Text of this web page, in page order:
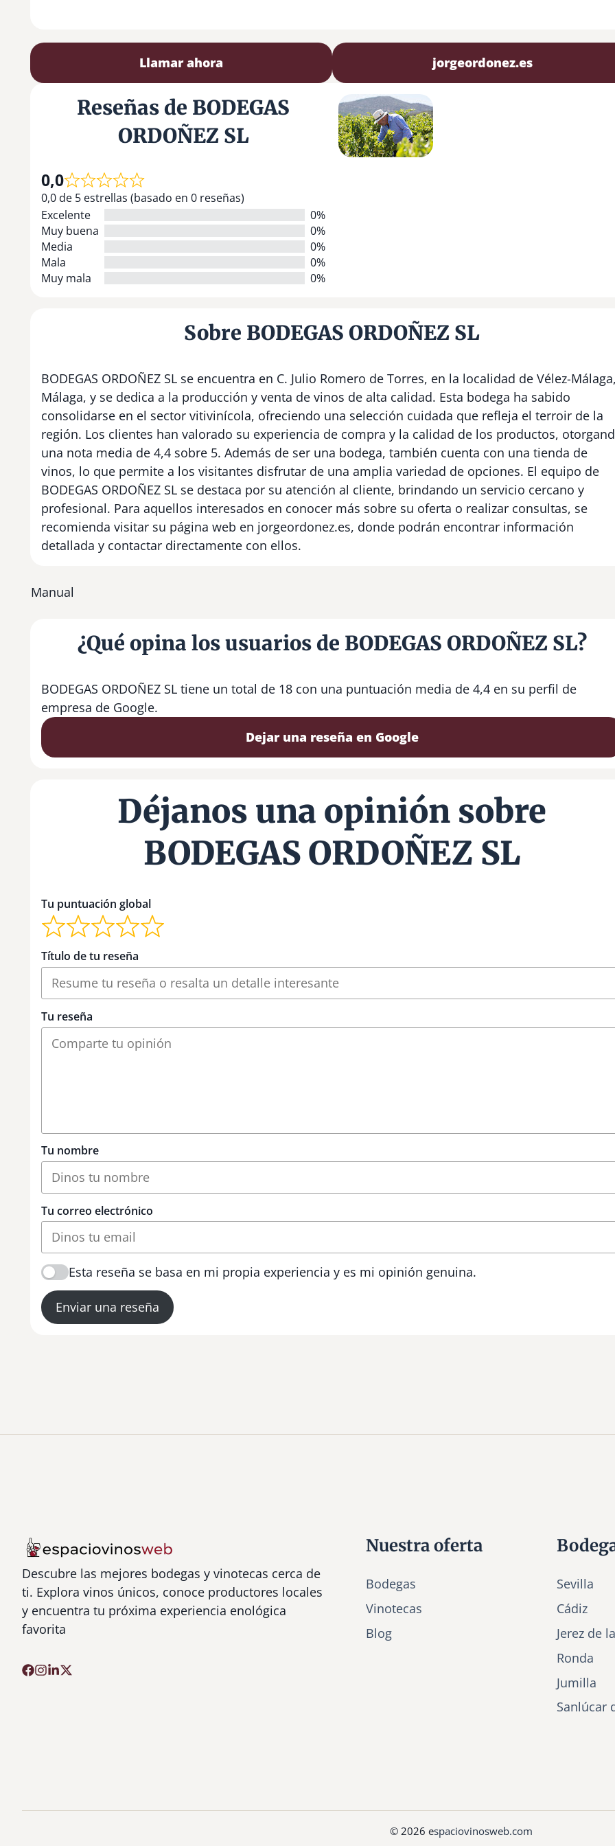
Llamar ahora jorgeordonez.es
Reseñas de BODEGAS
ORDOÑEZ SL
0,0
0,0 de 5 estrellas (basado en 0 reseñas)
Excelente
0%
Muy buena
0%
Media
0%
Mala
0%
Muy mala
0%
Sobre BODEGAS ORDOÑEZ SL
BODEGAS ORDOÑEZ SL se encuentra en C. Julio Romero de Torres, en la localidad de Vélez-Málaga,
Málaga, y se dedica a la producción y venta de vinos de alta calidad. Esta bodega ha sabido
consolidarse en el sector vitivinícola, ofreciendo una selección cuidada que refleja el terroir de la
región. Los clientes han valorado su experiencia de compra y la calidad de los productos,
una nota media de 4,4 sobre 5. Además de ser una bodega, también cuenta con una tienda de
vinos, lo que permite a los visitantes disfrutar de una amplia variedad de opciones. El equipo de
BODEGAS ORDOÑEZ SL se destaca por su atención al cliente, brindando un servicio cercano y
profesional. Para aquellos interesados en conocer más sobre su oferta o realizar consultas, se
recomienda visitar su página web en jorgeordonez.es, donde podrán encontrar información
detallada y contactar directamente con ellos.
Manual
¿Qué opina los usuarios de BODEGAS ORDOÑEZ SL?
BODEGAS ORDOÑEZ SL tiene un total de 18 con una puntuación media de 4,4 en su perfil de
empresa de Google.
Dejar una reseña en Google
Déjanos una opinión sobre
BODEGAS ORDOÑEZ SL
Tu puntuación global
Título de tu reseña
Tu reseña
Tu nombre
Tu correo electrónico
Esta reseña se basa en mi propia experiencia y es mi opinión genuina.
Enviar una reseña
Descubre las mejores bodegas y vinotecas cerca de
ti. Explora vinos únicos, conoce productores locales
y encuentra tu próxima experiencia enológica
favorita
Nuestra oferta
Bodegas
Vinotecas
Blog
Sevilla
Cádiz
Jerez de
Ronda
Jumilla
Sanlúcar
© 2026 espaciovinosweb.com